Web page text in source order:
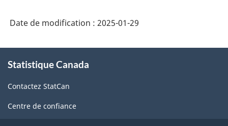
Date de modification : 2025-01-29
propos
ce
site
Statistique Canada
Contactez StatCan
Centre de confiance